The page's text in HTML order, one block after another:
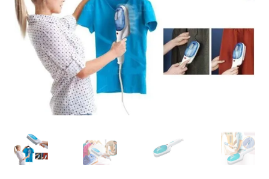
Услови за користење